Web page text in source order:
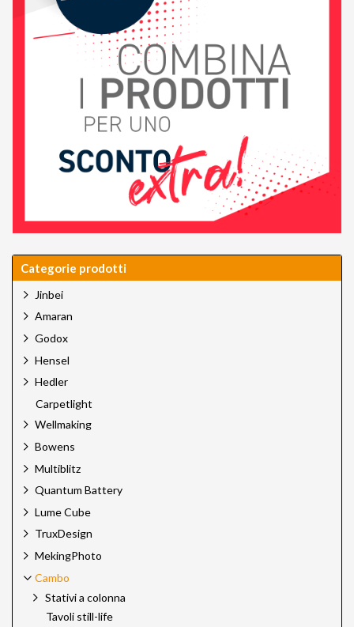
Categorie prodotti
Jinbei
Amaran
Godox
Hensel
Hedler
Carpetlight
Wellmaking
Bowens
Multiblitz
Quantum Battery
Lume Cube
TruxDesign
MekingPhoto
Cambo
Stativi a colonna
Tavoli still-life